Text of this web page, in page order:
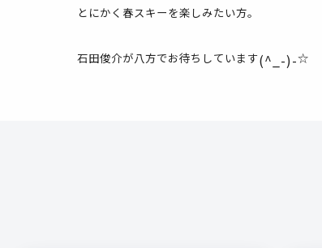
とにかく春スキーを楽しみたい方。
石田俊介が八方でお待ちしています(^_-)-☆